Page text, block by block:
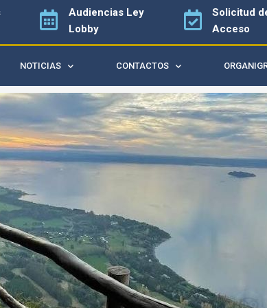
Audiencias Ley
Lobby
Solicitud
Acceso
NOTICIAS CONTACTOS